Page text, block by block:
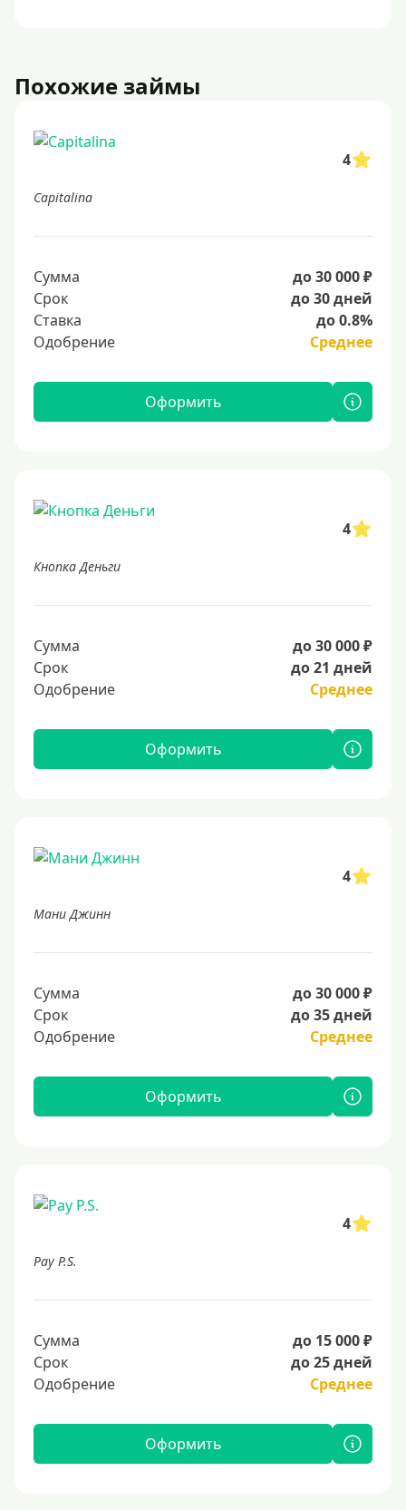
Похожие займы
4
Capitalina
Сумма
до 30 000 ₽
Срок
до 30 дней
Ставка
до 0.8%
Одобрение
Среднее
Оформить
4
Кнопка Деньги
Сумма
до 30 000 ₽
Срок
до 21 дней
Одобрение
Среднее
Оформить
4
Мани Джинн
Сумма
до 30 000 ₽
Срок
до 35 дней
Одобрение
Среднее
Оформить
4
Pay P.S.
Сумма
до 15 000 ₽
Срок
до 25 дней
Одобрение
Среднее
Оформить